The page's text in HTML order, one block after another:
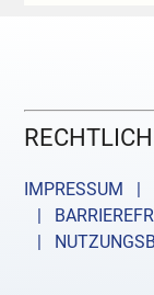
IMPRESSUM |
|
|